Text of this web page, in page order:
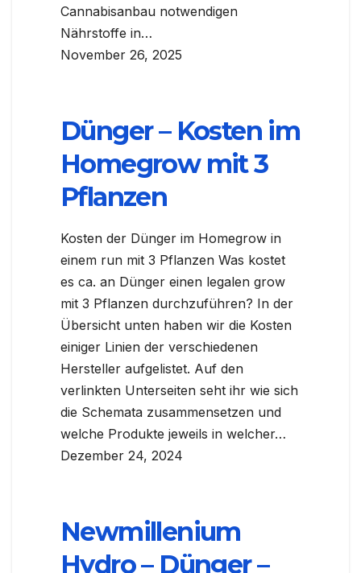
Cannabisanbau notwendigen
Nährstoffe in…
November 26, 2025
Dünger – Kosten im
Homegrow mit 3
Pflanzen
Kosten der Dünger im Homegrow in
einem run mit 3 Pflanzen Was kostet
es ca. an Dünger einen legalen grow
mit 3 Pflanzen durchzuführen? In der
Übersicht unten haben wir die Kosten
einiger Linien der verschiedenen
Hersteller aufgelistet. Auf den
verlinkten Unterseiten seht ihr wie sich
die Schemata zusammensetzen und
welche Produkte jeweils in welcher…
Dezember 24, 2024
Newmillenium
Hydro – Dünger –